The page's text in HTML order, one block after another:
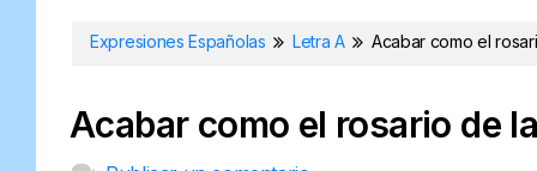
Expresiones Españolas Letra A Acabar como el
Acabar como el rosario de